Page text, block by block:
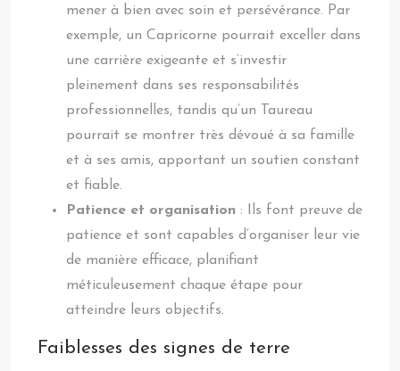
mener à bien avec soin et persévérance. Par
exemple, un Capricorne pourrait exceller dans
une carrière exigeante et s’investir
pleinement dans ses responsabilités
professionnelles, tandis qu’un Taureau
pourrait se montrer très dévoué à sa famille
et à ses amis, apportant un soutien constant
et fiable.
Patience et organisation : Ils font preuve de
patience et sont capables d’organiser leur vie
de manière efficace, planifiant
méticuleusement chaque étape pour
atteindre leurs objectifs.
Faiblesses des signes de terre